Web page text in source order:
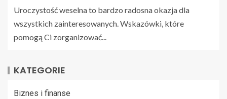
Uroczystość weselna to bardzo radosna okazja dla
wszystkich zainteresowanych. Wskazówki, które
pomogą Ci zorganizować...
KATEGORIE
Biznes i finanse